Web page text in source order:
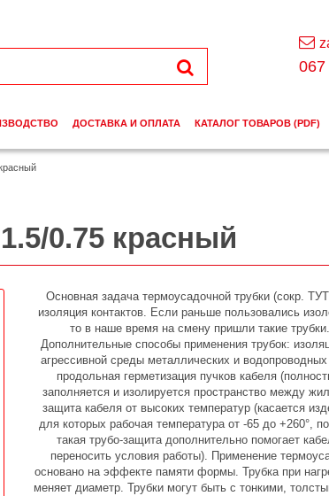
0.75 красный
Основная задача термоусадочной трубки (сокр.
изоляция контактов. Если раньше пользовались
то в наше время на смену пришли такие трубки.
Дополнительные способы применения трубок:
агрессивной среды металлических и водопроводных
продольная герметизация пучков кабеля
заполняется и изолируется пространство между
защита кабеля от высоких температур (касается
для которых рабочая температура от -65 до +260°,
такая трубо-защита дополнительно помогает
переносить условия работы). Применение
основано на эффекте памяти формы. Трубка при
меняет диаметр. Трубки могут быть с тонкими,
067
ДОСТАВКА И ОПЛАТА КАТАЛОГ ТОВАРОВ (PDF)